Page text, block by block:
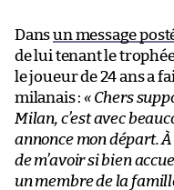
Dansun message
de lui tenant le
le joueur de 24 ans a
milanais :« Chers
Milan, c’est avec
annonce mon départ.
de m’avoir si bien
un membre de la